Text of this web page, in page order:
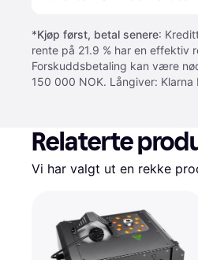
*Kjøp først, betal senere:
rente på 21.9 % har en effektiv
Forskuddsbetaling kan være
150 000 NOK. Långiver:
Relaterte
Vi har valgt ut en rekke